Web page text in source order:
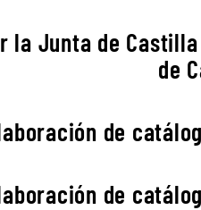
la Junta de
de
de
de